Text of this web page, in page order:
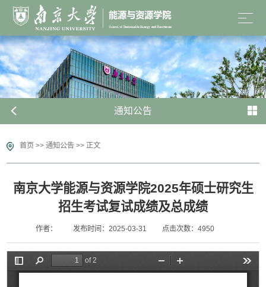
通知公告
首页 >>通知公告 >>正文
南京大学能源与资源学院2025年硕士研究生
招生考试复试成绩及总成绩
作者： 发布时间：2025-03-31 点击次数：4950